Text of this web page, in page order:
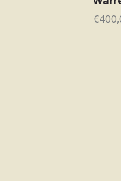
€